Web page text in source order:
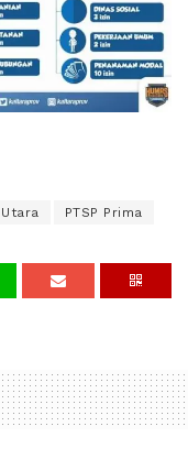
PTSP Prima